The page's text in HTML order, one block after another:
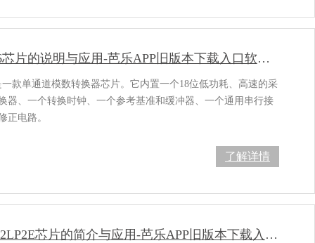
AD7986芯片的说明与应用-芭乐APP旧版本下载入口软件电子
款单通道模数转换器芯片。它内置一个18位低功耗、高速的采
、一个转换时钟、一个参考基准和缓冲器、一个通用串行接
电路。
了解详情
HMC652LP2E芯片的简介与应用-芭乐APP旧版本下载入口软件电子